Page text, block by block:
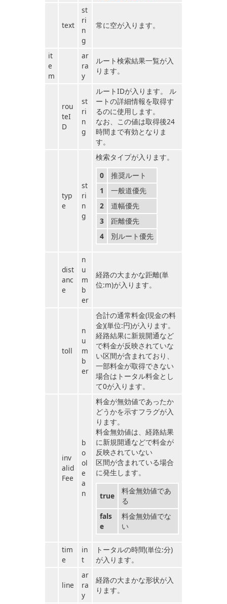
text
st
ri
n
g
常に空が入ります。
it
e
m
ar
ra
y
ルート検索結果一覧が入
ります。
rou
teI
D
st
ri
n
g
ルートIDが入ります。 ル
ートの詳細情報を取得す
るのに使用します。
なお、この値は取得後24
時間まで有効となりま
す。
typ
e
st
ri
n
g
検索タイプが入ります。
0
推奨ルート
1
一般道優先
2
道幅優先
3
距離優先
4
別ルート優先
dist
anc
e
n
u
m
b
er
経路の大まかな距離(単
位:m)が入ります。
toll
n
u
m
b
er
合計の通常料金(現金の料
金)(単位:円)が入ります。
経路結果に新規開通など
で料金が反映されていな
い区間が含まれており、
一部料金が取得できない
場合はトータル料金とし
て0が入ります。
inv
alid
Fee
b
o
ol
e
a
n
料金が無効値であったか
どうかを示すフラグが入
ります。
料金無効値は、経路結果
に新規開通などで料金が
反映されていない
区間が含まれている場合
に発生します。
true
料金無効値であ
る
fals
e
料金無効値でな
い
tim
e
in
t
トータルの時間(単位:分)
が入ります。
line
ar
ra
y
経路の大まかな形状が入
ります。